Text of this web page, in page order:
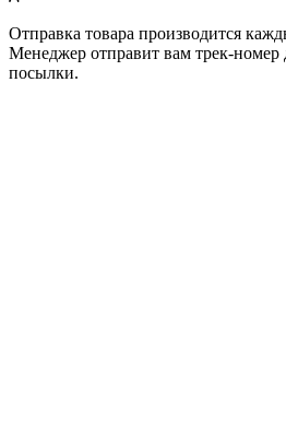
Отправка товара производится
Менеджер отправит вам трек-номер
посылки.